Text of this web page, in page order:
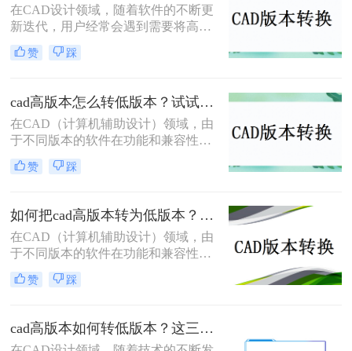
您轻松完成转换工作。
在CAD设计领域，随着软件的不断更
新迭代，用户经常会遇到需要将高版
本的CAD文件转换为低版本以便在不
同版本的CAD软件中打开或共享的情
呢？本文将详细介绍几种将CAD高版
本转换成低版本的方法，帮助用户轻
松应对这一需求。
赞 踩
cad高版本怎么转低版本？试试看这三个方法！
在CAD（计算机辅助设计）领域，由
于不同版本的软件在功能和兼容性上
的差异，经常需要将高版本的CAD文
件转换为低版本以满足特定的软件版
容性。那么cad高版本怎么转低版本
呢？以下将详细介绍几种将CAD高版
本转换为低版本的方法。
赞 踩
如何把cad高版本转为低版本？这3个方法轻松转换cad图纸版本！
在CAD（计算机辅助设计）领域，由
于不同版本的软件在功能和兼容性上
存在差异，有时需要将高版本的CAD
文件转换为低版本以确保其能在特定
如何把cad高版本转为低版本呢？以下
是一些常用的方法来实现CAD高版本
赞 踩
cad高版本如何转低版本？这三种方法很好用！